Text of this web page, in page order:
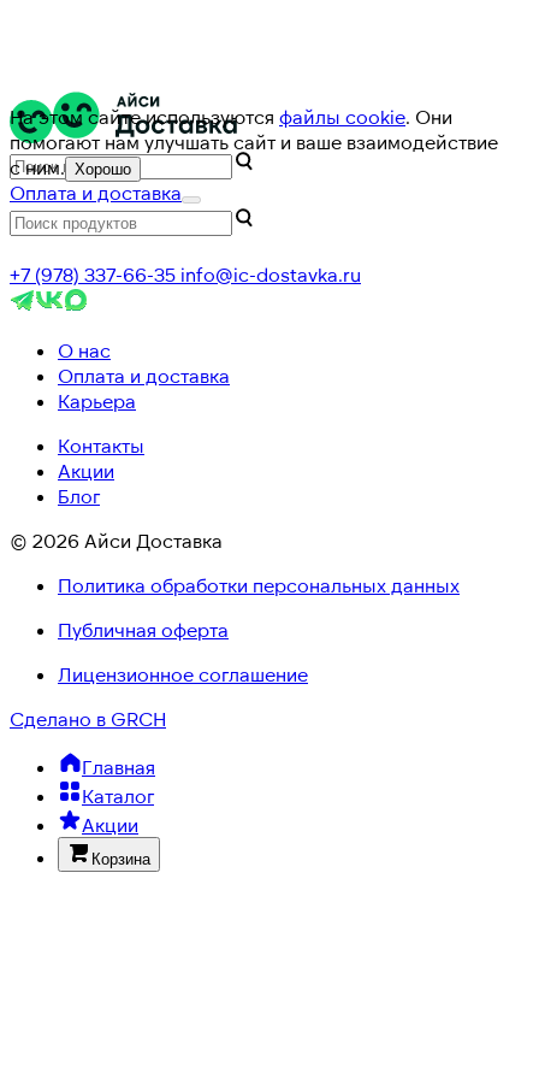
На этом сайте используются файлы cookie. Они
помогают нам улучшать сайт и ваше взаимодействие
с ним. Хорошо
Оплата и доставка
+7 (978) 337-66-35 info@ic-dostavka.ru
О нас
Оплата и доставка
Карьера
Контакты
Акции
Блог
© 2026 Айси Доставка
Политика обработки персональных данных
Публичная оферта
Лицензионное соглашение
Сделано в GRCH
Главная
Каталог
Акции
Корзина